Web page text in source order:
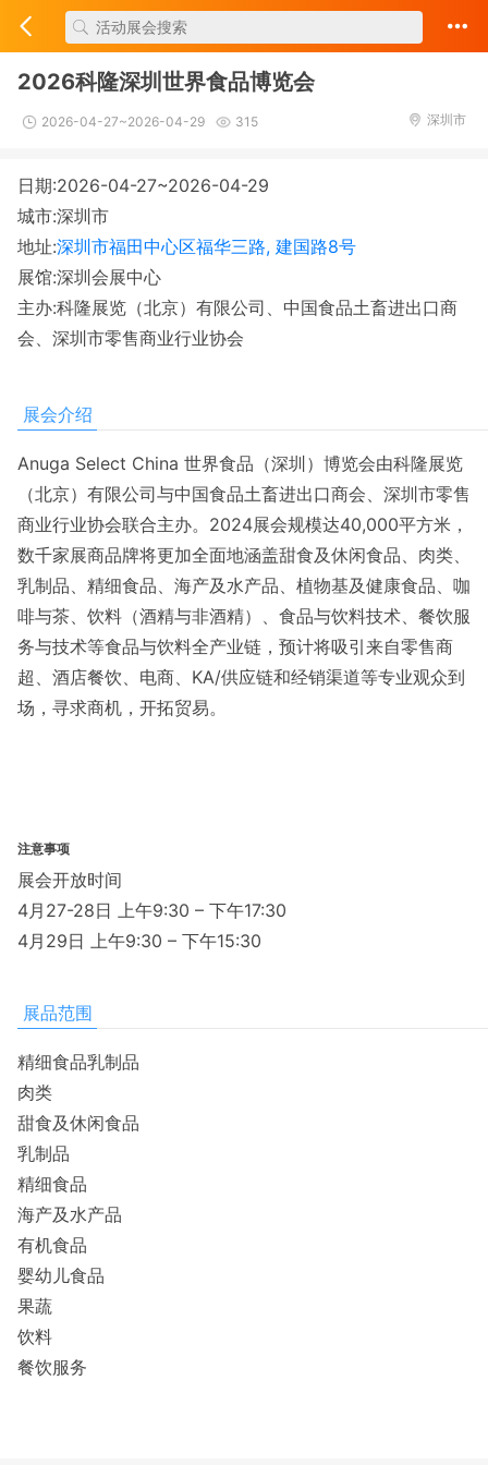
2026科隆深圳世界食品博览会
2026-04-27~2026-04-29 315 深圳市
日期:2026-04-27~2026-04-29
城市:深圳市
地址:深圳市福田中心区福华三路, 建国路8号
展馆:深圳会展中心
主办:科隆展览（北京）有限公司、中国食品土畜进出口商
会、深圳市零售商业行业协会
展会介绍
Anuga Select China 世界食品（深圳）博览会由科隆展览
（北京）有限公司与中国食品土畜进出口商会、深圳市零售
商业行业协会联合主办。2024展会规模达40,000平方米，
数千家展商品牌将更加全面地涵盖甜食及休闲食品、肉类、
乳制品、精细食品、海产及水产品、植物基及健康食品、咖
啡与茶、饮料（酒精与非酒精）、食品与饮料技术、餐饮服
务与技术等食品与饮料全产业链，预计将吸引来自零售商
超、酒店餐饮、电商、KA/供应链和经销渠道等专业观众到
场，寻求商机，开拓贸易。
注意事项
展会开放时间
4月27-28日 上午9:30 – 下午17:30
4月29日 上午9:30 – 下午15:30
展品范围
精细食品乳制品
肉类
甜食及休闲食品
乳制品
精细食品
海产及水产品
有机食品
婴幼儿食品
果蔬
饮料
餐饮服务